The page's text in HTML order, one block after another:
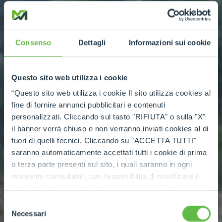
Consenso Dettagli Informazioni sui cookie
Questo sito web utilizza i cookie
“Questo sito web utilizza i cookie Il sito utilizza cookies al
fine di fornire annunci pubblicitari e contenuti
personalizzati. Cliccando sul tasto "RIFIUTA" o sulla "X"
il banner verrà chiuso e non verranno inviati cookies al di
fuori di quelli tecnici. Cliccando su "ACCETTA TUTTI"
saranno automaticamente accettati tutti i cookie di prima
o terza parte presenti sul sito, i quali saranno in ogni
momento consultabili, con la possibilità di modificare il
ogni pagina, selezionare "Modifichi il suo consenso" e
delNecessari